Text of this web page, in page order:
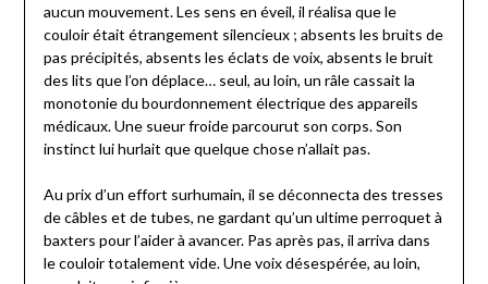
aucun mouvement. Les sens en éveil, il réalisa que le
couloir était étrangement silencieux ; absents les bruits de
pas précipités, absents les éclats de voix, absents le bruit
des lits que l’on déplace… seul, au loin, un râle cassait la
monotonie du bourdonnement électrique des appareils
médicaux. Une sueur froide parcourut son corps. Son
instinct lui hurlait que quelque chose n’allait pas.
Au prix d’un effort surhumain, il se déconnecta des tresses
de câbles et de tubes, ne gardant qu’un ultime perroquet à
baxters pour l’aider à avancer. Pas après pas, il arriva dans
le couloir totalement vide. Une voix désespérée, au loin,